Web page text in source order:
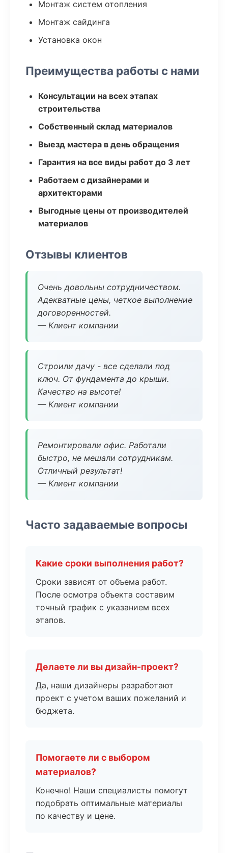
Монтаж систем отопления
Монтаж сайдинга
Установка окон
Преимущества работы с нами
Консультации на всех этапах
строительства
Собственный склад материалов
Выезд мастера в день обращения
Гарантия на все виды работ до 3 лет
Работаем с дизайнерами и
архитекторами
Выгодные цены от производителей
материалов
Отзывы клиентов
Очень довольны сотрудничеством.
Адекватные цены, четкое выполнение
договоренностей.
— Клиент компании
Строили дачу - все сделали под
ключ. От фундамента до крыши.
Качество на высоте!
— Клиент компании
Ремонтировали офис. Работали
быстро, не мешали сотрудникам.
Отличный результат!
— Клиент компании
Часто задаваемые вопросы
Какие сроки выполнения работ?
Сроки зависят от объема работ.
После осмотра объекта составим
точный график с указанием всех
этапов.
Делаете ли вы дизайн-проект?
Да, наши дизайнеры разработают
проект с учетом ваших пожеланий и
бюджета.
Помогаете ли с выбором
материалов?
Конечно! Наши специалисты помогут
подобрать оптимальные материалы
по качеству и цене.